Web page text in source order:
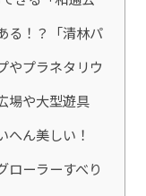
る！？「清林パ
やプラネタリウ
場や大型遊具
へん美しい！
ローラーすべり